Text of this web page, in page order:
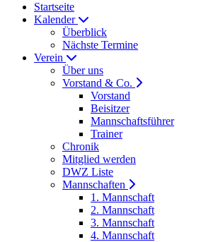
Startseite
Kalender
Überblick
Nächste Termine
Verein
Über uns
Vorstand & Co.
Vorstand
Beisitzer
Mannschaftsführer
Trainer
Chronik
Mitglied werden
DWZ Liste
Mannschaften
1. Mannschaft
2. Mannschaft
3. Mannschaft
4. Mannschaft